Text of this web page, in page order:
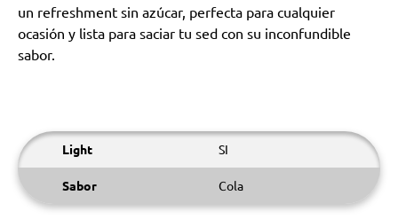
un refreshment sin azúcar, perfecta para cualquier
ocasión y lista para saciar tu sed con su inconfundible
sabor.
Light SI
Sabor Cola